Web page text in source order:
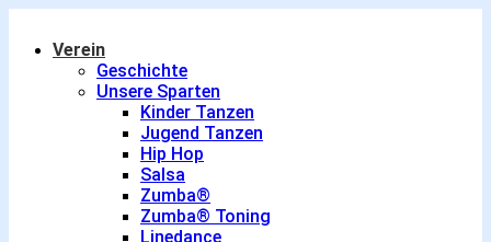
Verein
Geschichte
Unsere Sparten
Kinder Tanzen
Jugend Tanzen
Hip Hop
Salsa
Zumba®
Zumba® Toning
Linedance